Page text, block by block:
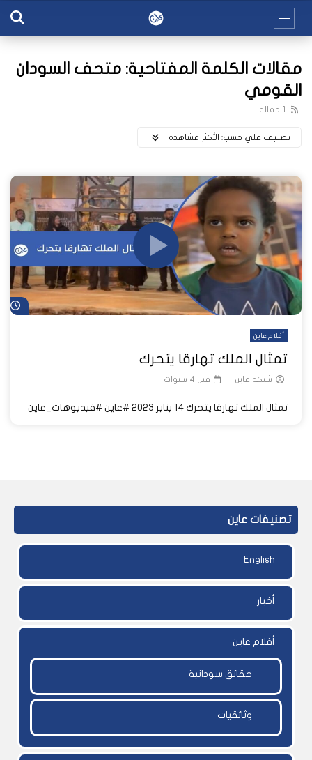
مقالات الكلمة المفتاحية: متحف السودان
القومي
1 مقالة
تصنيف علي حسب: اﻷكثر مشاهدة
أفلام عاين
تمثال الملك تهارقا يتحرك
شبكة عاين قبل 4 سنوات
تمثال الملك تهارقا يتحرك ١٤ يناير ٢٠٢٣ #عاين #فيديوهات_عاين
تصنيفات عاين
English
أخبار
أفلام عاين
حقائق سودانية
وثائقيات